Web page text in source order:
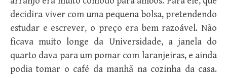
decidira viver com uma pequena bolsa, pretendendo
estudar e escrever, o preço era bem razoável. Não
ficava muito longe da Universidade, a janela do
quarto dava para um pomar com laranjeiras, e ainda
podia tomar o café da manhã na cozinha da casa.